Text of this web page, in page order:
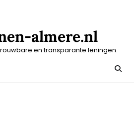
almere.nl
en transparante leningen.